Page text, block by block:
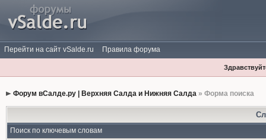
Перейти на сайт vSalde.ru Правила форума
Форум вСалде.ру | Верхняя Салда и Нижняя Салда» Форма поиска
Поиск по ключевым словам